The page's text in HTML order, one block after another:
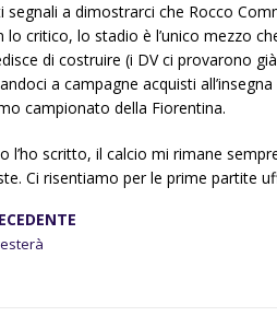
segnali a dimostrarci che Rocco
critico, lo stadio è l’unico mezzo
di costruire (i DV ci provarono
a campagne acquisti
campionato della Fiorentina.
l’ho scritto, il calcio mi rimane
Ci risentiamo per le prime partite